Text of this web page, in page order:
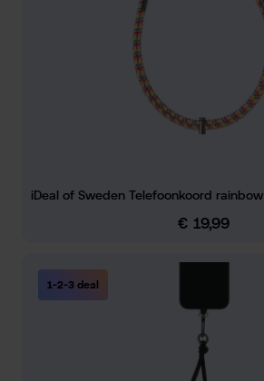
iDeal of Sweden Telefoonkoord rainbow
Normale prijs:
€ 19,99
1-2-3 deal